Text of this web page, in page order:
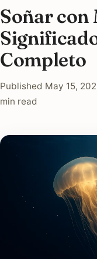
Soñar con
Completo
Published May 15,
min read